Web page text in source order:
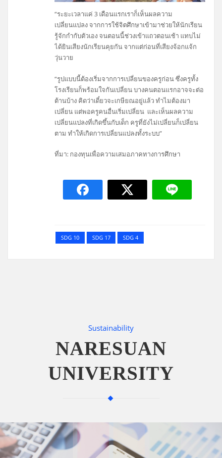
“ระยะเวลาแค่ 3 เดือนแรกเราก็เห็นผลความ
เปลี่ยนแปลง จากการใช้จิตศึกษาเข้ามาช่วยให้นักเรียน
รู้จักกำกับตัวเอง จนตอนนี้ช่วงเข้าแถวตอนเช้า แทบไม่
ได้ยินเสียงนักเรียนคุยกัน จากแต่ก่อนที่เสียงจ้อกแจ้ก
วุ่นวาย
“รูปแบบนี้ต้องเริ่มจากการเปลี่ยนของครูก่อน ซึ่งครูทั้ง
โรงเรียนก็พร้อมใจกันเปลี่ยน บางคนตอนแรกอาจจะต่อ
ต้านบ้าง คิดว่าเดี๋ยวจะเกษียณอยู่แล้ว ทำไมต้องมา
เปลี่ยน แต่พอครูคนอื่นเริ่มเปลี่ยน และเห็นผลความ
เปลี่ยนแปลงที่เกิดขึ้นกับเด็ก ครูที่ยังไม่เปลี่ยนก็เปลี่ยน
ตาม ทำให้เกิดการเปลี่ยนแปลงทั้งระบบ”
ที่มา: กองทุนเพื่อความเสมอภาคทางการศึกษา
SDG 10 SDG 17 SDG 4
Sustainability
NARESUAN
UNIVERSITY